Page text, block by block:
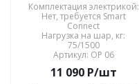
Комплектация электрикой:
Нет, требуется Smart
Connect
Нагрузка на шар, кг:
75/1500
Артикул: OP 06
11 090P/шт